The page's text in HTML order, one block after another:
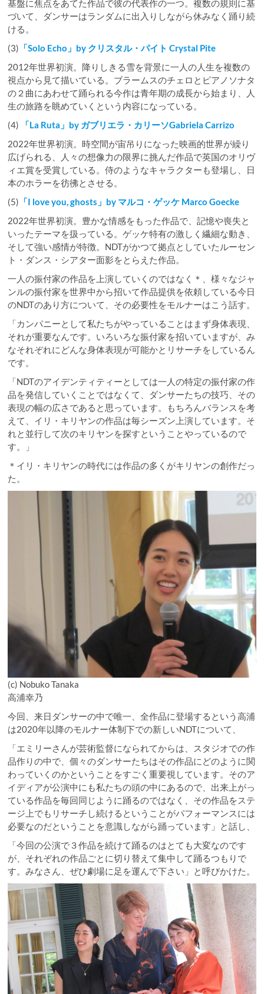
基盤に焦点をあてた作品で彼の代表作の一つ。複数の規則に基
づいて、ダンサーはランダムに出入りしながら休みなく踊り続
ける。
(3) 「Solo Echo」by クリスタル・パイト Crystal Pite
2012年世界初演。降りしきる雪を背景に一人の人生を複数の
視点から見て描いている。ブラームスのチェロとピアノソナタ
の２曲にあわせて踊られる今作は青年期の成長から始まり、人
生の旅路を眺めていくという内容になっている。
(4)
「La Ruta」by ガブリエラ・カリーソGabriela Carrizo
2022年世界初演。時空間が宙吊りになった映画的世界が繰り
広げられる、人々の想像力の限界に挑んだ作品で英国のオリヴ
ィエ賞を受賞している。侍のようなキャラクターも登場し、日
本のホラーを彷彿とさせる。
(5) 「I love you, ghosts」by マルコ・ゲッケ Marco Goecke
2022年世界初演。豊かな情感をもった作品で、記憶や喪失と
いったテーマを扱っている。ゲッケ特有の激しく繊細な動き、
そして強い感情が特徴。NDTがかつて拠点としていたルーセン
ト・ダンス・シアター面影をとらえた作品。
一人の振付家の作品を上演していくのではなく＊、様々なジャ
ンルの振付家を世界中から招いて作品提供を依頼している今日
のNDTのあり方について、その必要性をモルナーはこう話す。
「カンパニーとして私たちがやっていることはまず身体表現、
それが重要なんです。いろいろな振付家を招いていますが、み
なそれぞれにどんな身体表現が可能かとリサーチをしているん
です。
「NDTのアイデンティティーとしては一人の特定の振付家の作
品を発信していくことではなくて、ダンサーたちの技巧、その
表現の幅の広さであると思っています。もちろんバランスを考
えて、イリ・キリヤンの作品は毎シーズン上演しています。そ
れと並行して次のキリヤンを探すということやっているので
す。」
＊イリ・キリヤンの時代には作品の多くがキリヤンの創作だっ
た。
(c) Nobuko Tanaka
高浦幸乃
今回、来日ダンサーの中で唯一、全作品に登場するという高浦
は2020年以降のモルナー体制下での新しいNDTについて、
「エミリーさんが芸術監督になられてからは、スタジオでの作
品作りの中で、個々のダンサーたちはその作品にどのように関
わっていくのかということをすごく重要視しています。そのア
イディアが公演中にも私たちの頭の中にあるので、出来上がっ
ている作品を毎回同じように踊るのではなく、その作品をステ
ージ上でもリサーチし続けるということがパフォーマンスには
必要なのだということを意識しながら踊っています」と話し、
「今回の公演で３作品を続けて踊るのはとても大変なのです
が、それぞれの作品ごとに切り替えて集中して踊るつもりで
す。みなさん、ぜひ劇場に足を運んで下さい」と呼びかけた。